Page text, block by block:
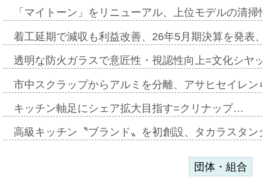
「マイトーン」をリニューアル、上位モデルの清
着工延期で減収も利益改善、26年5月期決算を発表
透明な防火ガラスで意匠性・視認性向上=文化シヤ
市中スクラップからアルミを分離、アサヒセイレ
キッチン軸足にシェア拡大目指す=クリナップ…
高級キッチン〝ブランド〟を初創設、タカラスタ
団体・組合